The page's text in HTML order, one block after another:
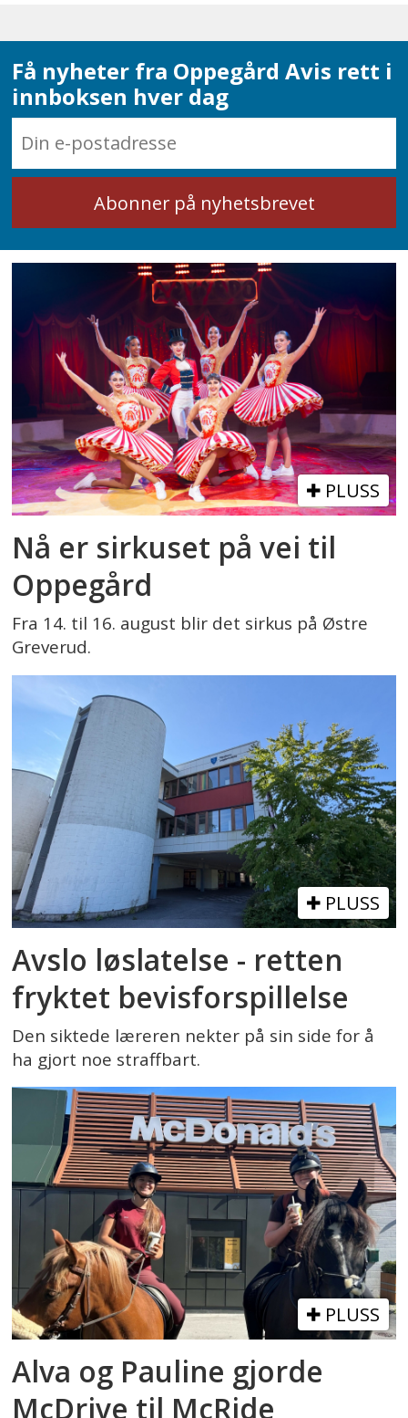
Få nyheter fra Oppegård Avis rett i
innboksen hver dag
PLUSS
Nå er sirkuset på vei til
Oppegård
Fra 14. til 16. august blir det sirkus på Østre
Greverud.
PLUSS
Avslo løslatelse - retten
fryktet bevisforspillelse
Den siktede læreren nekter på sin side for å
ha gjort noe straffbart.
PLUSS
Alva og Pauline gjorde
McDrive til McRide